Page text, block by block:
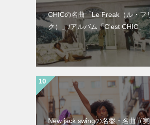
CHICの名曲「Le Freak（ル・フ
ク）」/アルバム「C'est CHIC」
New jack swingの名盤・名曲（